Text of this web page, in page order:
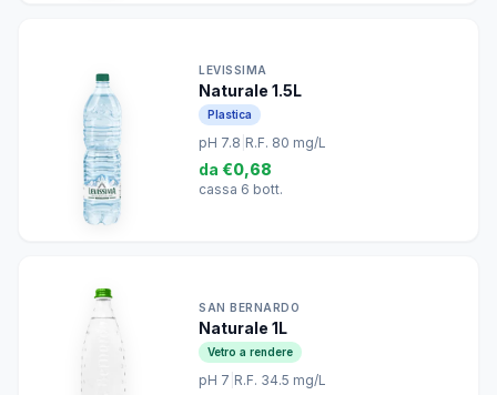
LEVISSIMA
Naturale 1.5L
Plastica
pH 7.8 R.F. 80 mg/L
da €0,68
cassa 6 bott.
SAN BERNARDO
Naturale 1L
Vetro a rendere
pH 7 R.F. 34.5 mg/L